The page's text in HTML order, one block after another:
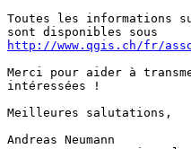
Toutes les informations
http://www.qgis.ch/fr/
Merci pour aider à
intéressées !
Meilleures salutations,
Andreas Neumann